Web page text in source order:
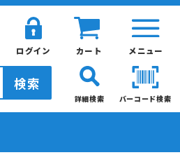
メニュー
カート
ログイン
検索
バーコード検索
詳細検索